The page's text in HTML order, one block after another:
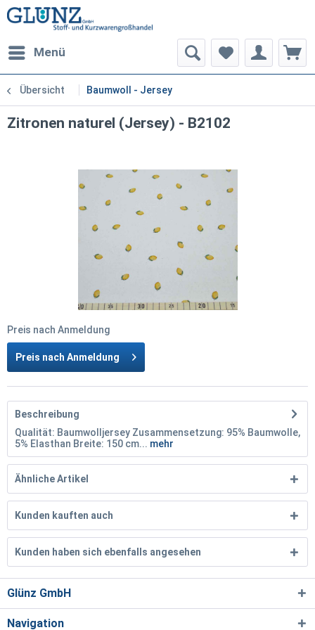
Menü
Übersicht Baumwoll - Jersey
Zitronen naturel (Jersey) - B2102
Preis nach Anmeldung
Preis nach Anmeldung
Beschreibung
Qualität: Baumwolljersey Zusammensetzung: 95% Baumwolle,
5% Elasthan Breite: 150 cm... mehr
Ähnliche Artikel
Kunden kauften auch
Kunden haben sich ebenfalls angesehen
Glünz GmbH
Navigation